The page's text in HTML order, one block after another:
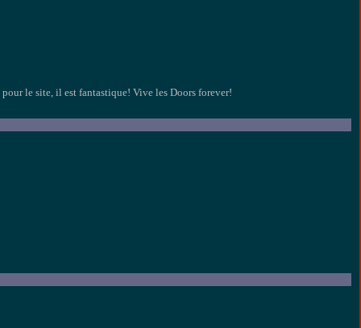
le site, il est fantastique! Vive les Doors forever!